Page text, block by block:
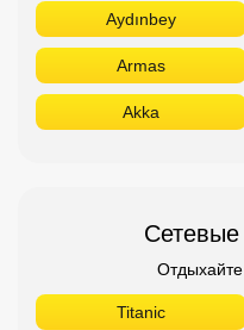
Aydınbey
Armas
Akka
Сетевые
Titanic